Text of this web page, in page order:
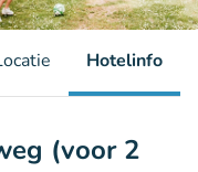
Hotelinfo
(voor 2